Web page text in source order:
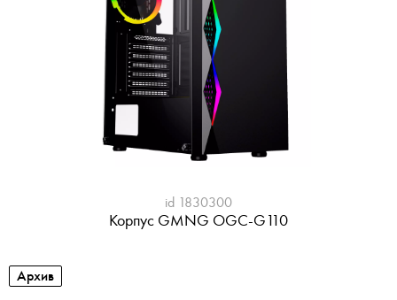
id 1830300
Корпус GMNG OGC-G110
Архив